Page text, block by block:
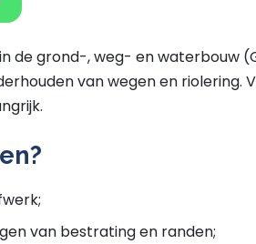
de grond-, weg- en waterbouw
van wegen en riolering.
van bestrating en randen;